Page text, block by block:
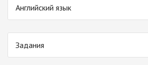
Английский язык
Задания